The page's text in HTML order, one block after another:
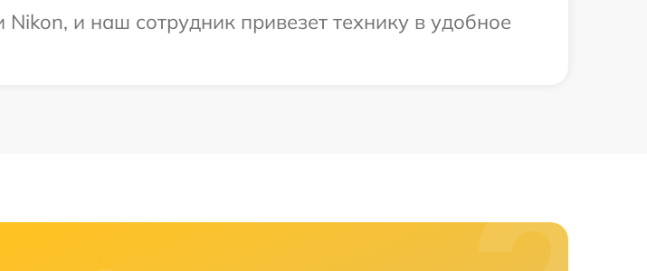
и наш сотрудник привезет технику в удобное